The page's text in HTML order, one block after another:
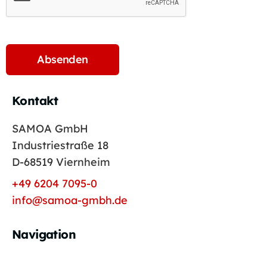
Kontakt
SAMOA GmbH
Industriestraße 18
D-68519 Viernheim
+49 6204 7095-0
info@samoa-gmbh.de
Navigation